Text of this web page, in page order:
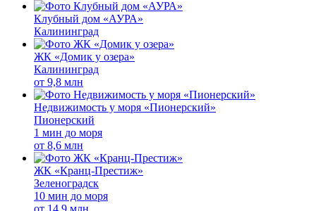
Клубный дом «АУРА»
Калининград
ЖК «Домик у озера»
Калининград
от 9,8 млн
Недвижимость у моря «Пионерский»
Пионерский
1 мин до моря
от 8,6 млн
ЖК «Кранц-Престиж»
Зеленоградск
10 мин до моря
от 14,9 млн